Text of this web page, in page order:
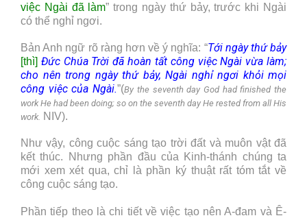
việc Ngài đã làm” trong ngày thứ bảy, trước khi Ngài
có thể nghỉ ngơi.
Bản Anh ngữ rõ ràng hơn về ý nghĩa: “Tới ngày thứ bảy
[thì] Đức Chúa Trời đã hoàn tất công việc Ngài vừa làm;
cho nên trong ngày thứ bảy, Ngài nghỉ ngơi khỏi mọi
công việc của Ngài.”(By the seventh day God had finished the
work He had been doing; so on the seventh day He rested from all His
work. NIV).
Như vậy, công cuộc sáng tạo trời đất và muôn vật đã
kết thúc. Nhưng phần đầu của Kinh-thánh chúng ta
mới xem xét qua, chỉ là phần ký thuật rất tóm tắt về
công cuộc sáng tạo.
Phần tiếp theo là chi tiết về việc tạo nên A-đam và Ê-